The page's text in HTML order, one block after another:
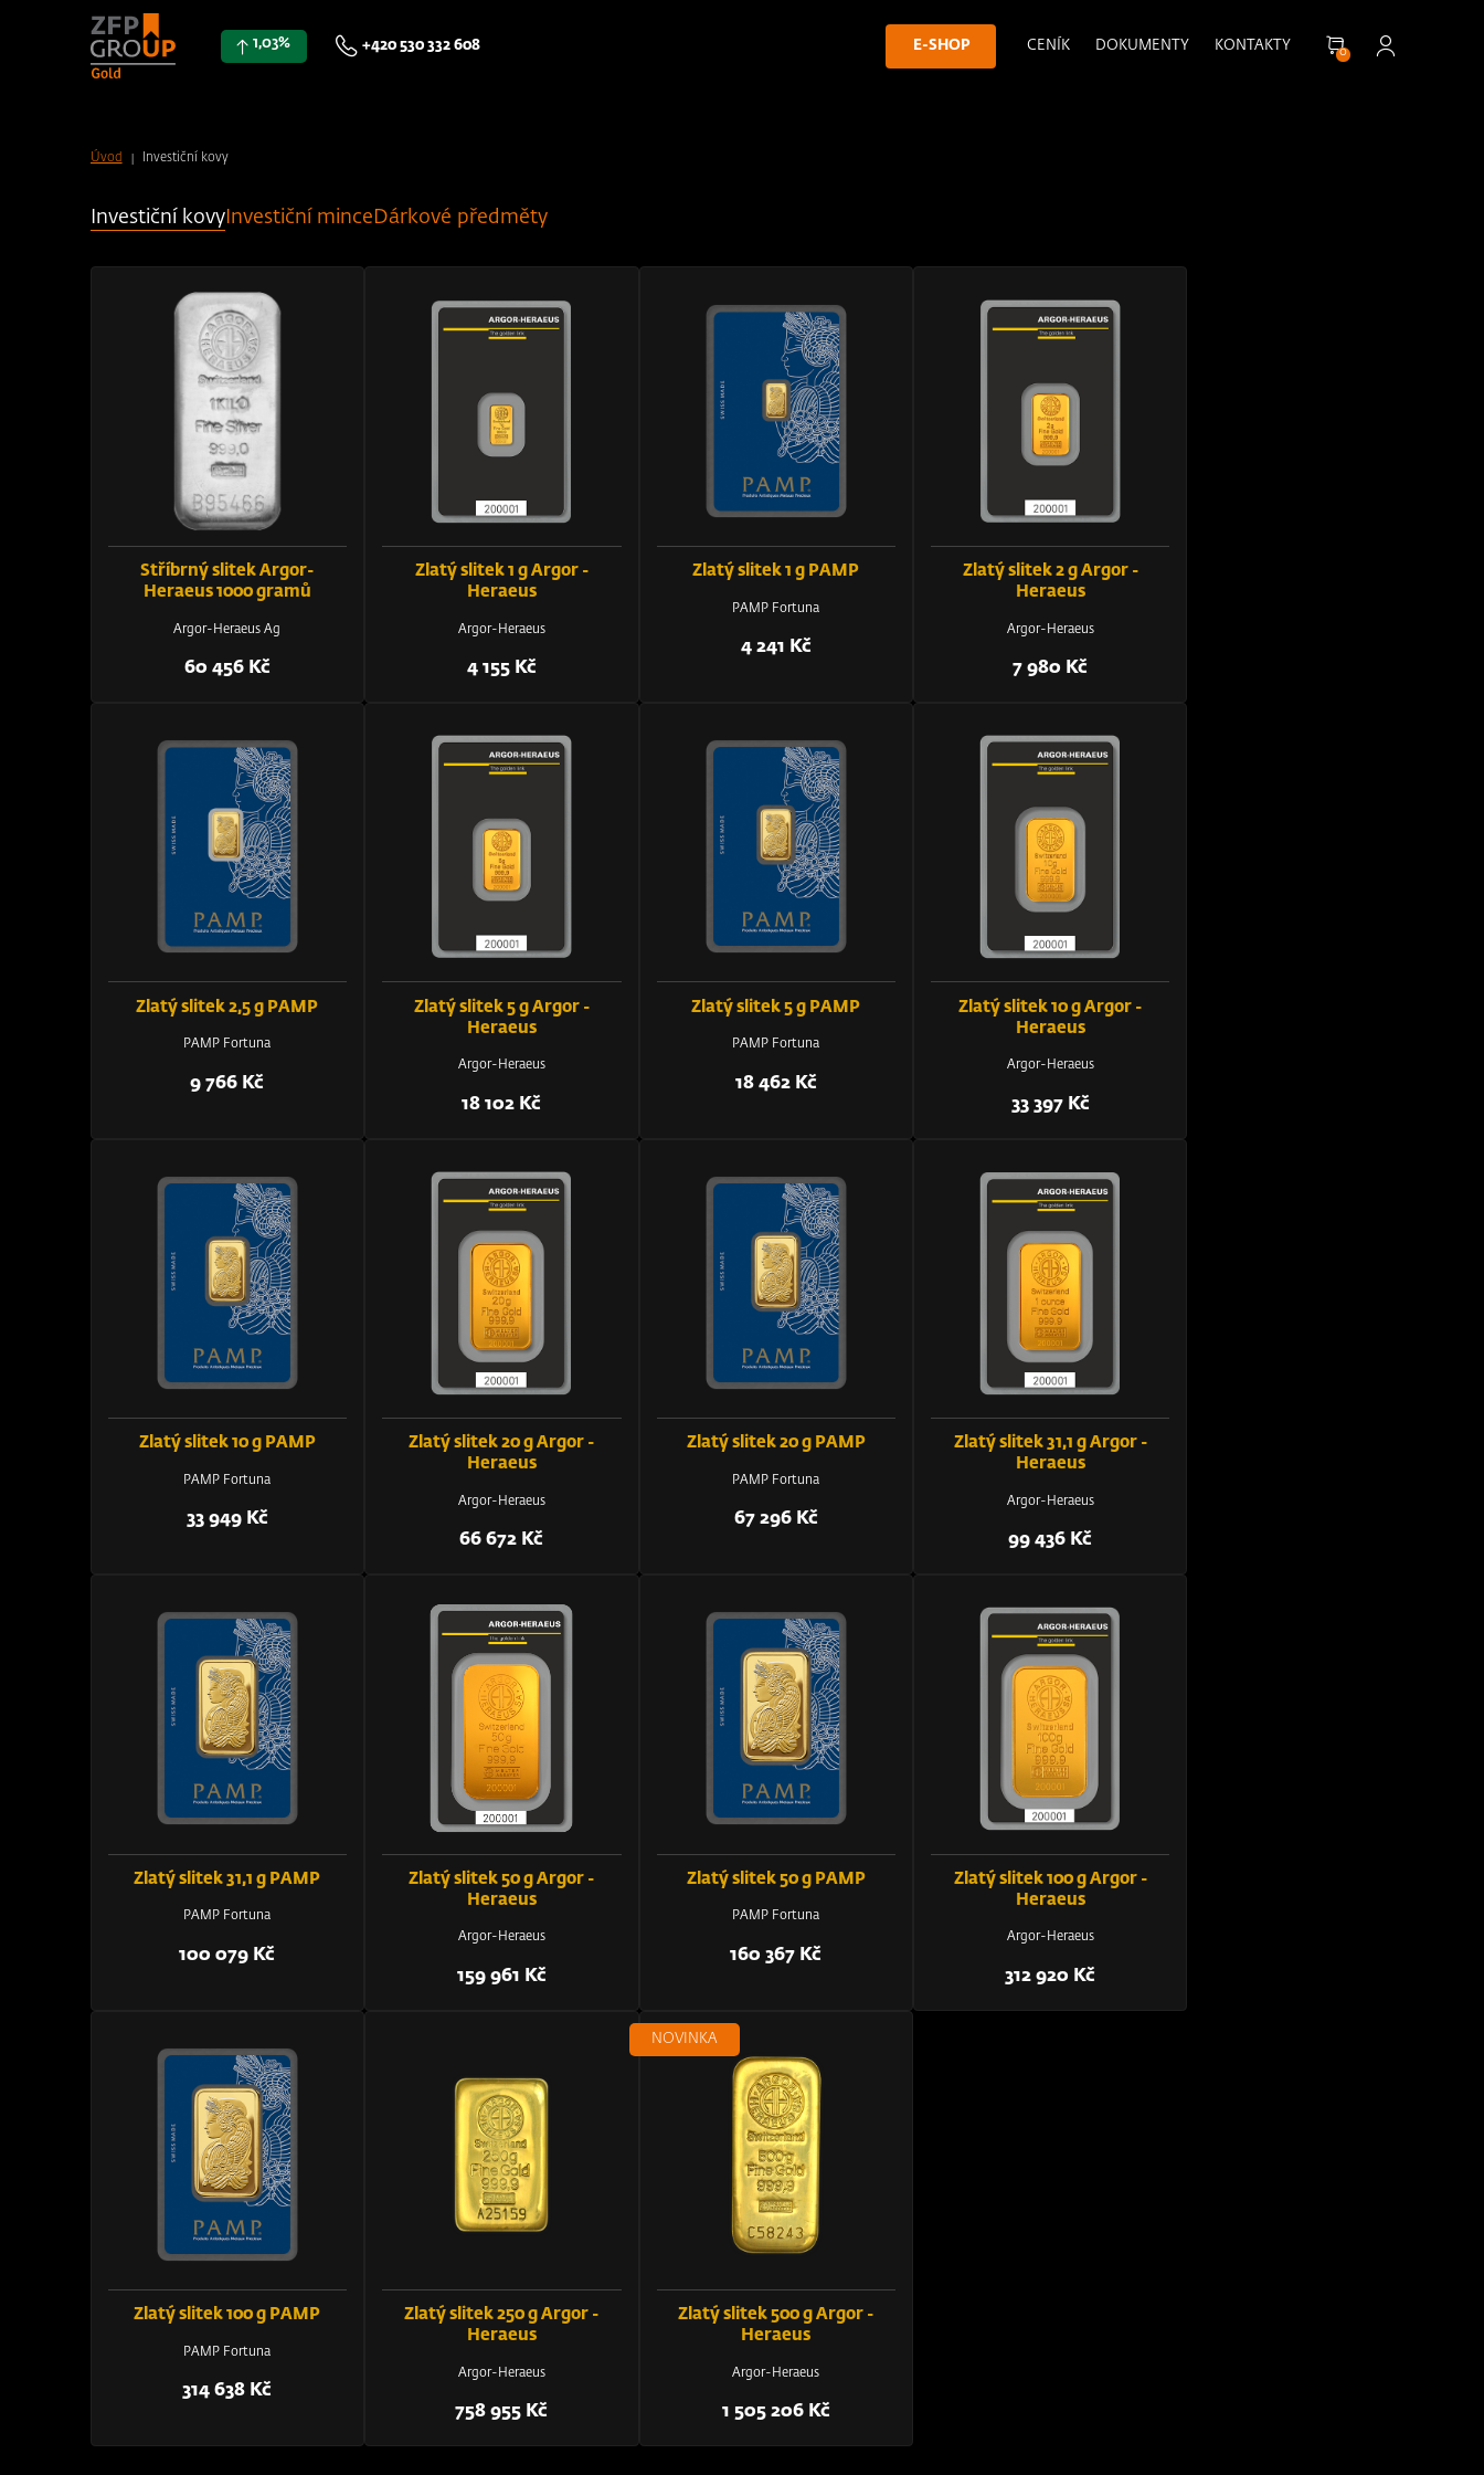
1,03% +420 530 332 608 E-SHOP CENÍK DOKUMENTY KONTAKTY 0
Úvod Investiční kovy
Investiční kovyInvestiční mince Dárkové předměty
Stříbrný slitek Argor-
Heraeus 1000 gramů
Argor-Heraeus Ag
60 456 Kč
Zlatý slitek 1 g Argor -
Heraeus
Argor-Heraeus
4 155 Kč
Zlatý slitek 1 g PAMP
PAMP Fortuna
4 241 Kč
Zlatý slitek 2 g Argor -
Heraeus
Argor-Heraeus
7 980 Kč
Zlatý slitek 2,5 g PAMP
PAMP Fortuna
9 766 Kč
Zlatý slitek 5 g Argor -
Heraeus
Argor-Heraeus
18 102 Kč
Zlatý slitek 5 g PAMP
PAMP Fortuna
18 462 Kč
Zlatý slitek 10 g Argor -
Heraeus
Argor-Heraeus
33 397 Kč
Zlatý slitek 10 g PAMP
PAMP Fortuna
33 949 Kč
Zlatý slitek 20 g Argor -
Heraeus
Argor-Heraeus
66 672 Kč
Zlatý slitek 20 g PAMP
PAMP Fortuna
67 296 Kč
Zlatý slitek 31,1 g Argor -
Heraeus
Argor-Heraeus
99 436 Kč
Zlatý slitek 31,1 g PAMP
PAMP Fortuna
100 079 Kč
Zlatý slitek 50 g Argor -
Heraeus
Argor-Heraeus
159 961 Kč
Zlatý slitek 50 g PAMP
PAMP Fortuna
160 367 Kč
Zlatý slitek 100 g Argor -
Heraeus
Argor-Heraeus
312 920 Kč
Zlatý slitek 100 g PAMP
PAMP Fortuna
314 638 Kč
Zlatý slitek 250 g Argor -
Heraeus
Argor-Heraeus
758 955 Kč
NOVINKA
Zlatý slitek 500 g Argor -
Heraeus
Argor-Heraeus
1 505 206 Kč